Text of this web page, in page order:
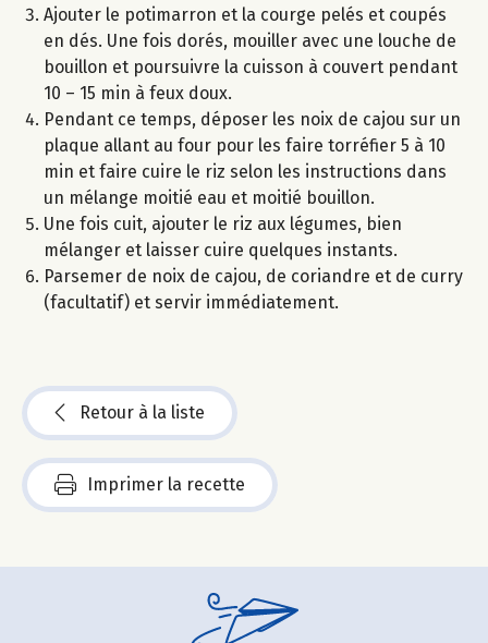
Ajouter le potimarron et la courge pelés et coupés
en dés. Une fois dorés, mouiller avec une louche de
bouillon et poursuivre la cuisson à couvert pendant
10 – 15 min à feux doux.
Pendant ce temps, déposer les noix de cajou sur un
plaque allant au four pour les faire torréfier 5 à 10
min et faire cuire le riz selon les instructions dans
un mélange moitié eau et moitié bouillon.
Une fois cuit, ajouter le riz aux légumes, bien
mélanger et laisser cuire quelques instants.
Parsemer de noix de cajou, de coriandre et de curry
(facultatif) et servir immédiatement.
Retour à la liste
Imprimer la recette